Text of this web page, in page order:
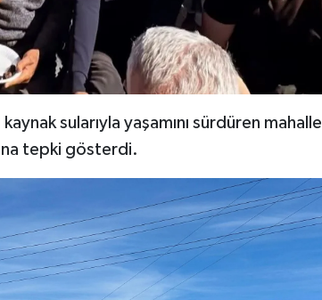
sularıyla yaşamını sürdüren mahalle
tepki gösterdi.